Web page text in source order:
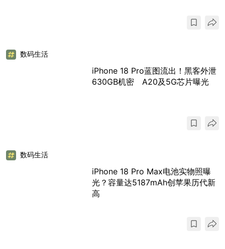
数码生活
iPhone 18 Pro蓝图流出！黑客外泄
630GB机密 A20及5G芯片曝光
数码生活
iPhone 18 Pro Max电池实物照曝
光？容量达5187mAh创苹果历代新
高